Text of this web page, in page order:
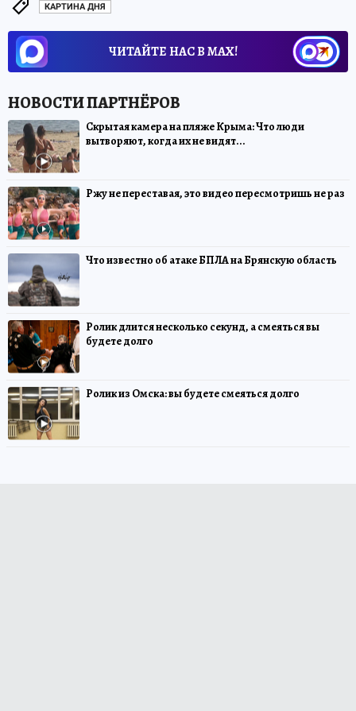
КАРТИНА ДНЯ
ЧИТАЙТЕ НАС В МАХ!
Скрытая камера на пляже Крыма: Что люди
вытворяют, когда их не видят...
Ржу не переставая, это видео пересмотришь не раз
Что известно об атаке БПЛА на Брянскую область
Ролик длится несколько секунд, а смеяться вы
будете долго
Ролик из Омска: вы будете смеяться долго